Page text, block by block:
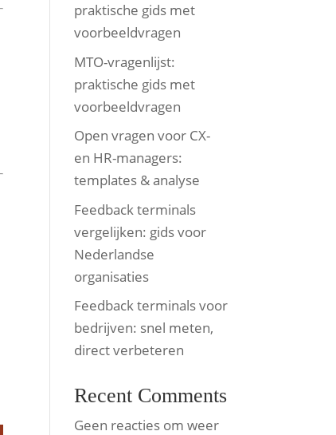
praktische gids met
voorbeeldvragen
MTO-vragenlijst:
praktische gids met
voorbeeldvragen
Open vragen voor CX-
en HR-managers:
templates & analyse
Feedback terminals
vergelijken: gids voor
Nederlandse
organisaties
Feedback terminals voor
bedrijven: snel meten,
direct verbeteren
Recent Comments
Geen reacties om weer